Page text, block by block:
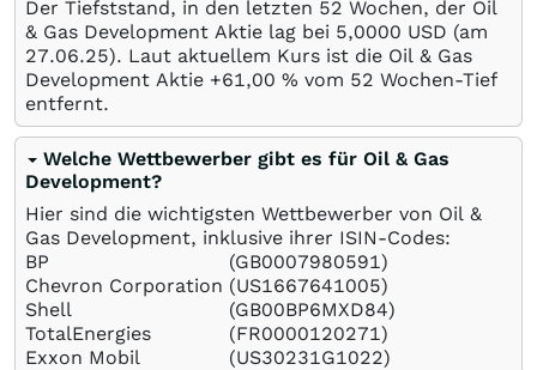
Der Tiefststand, in den letzten 52 Wochen, der Oil
& Gas Development Aktie lag bei 5,0000 USD (am
27.06.25). Laut aktuellem Kurs ist die Oil & Gas
Development Aktie +61,00 % vom 52 Wochen-Tief
entfernt.
Welche Wettbewerber gibt es für Oil & Gas
Development?
Hier sind die wichtigsten Wettbewerber von Oil &
Gas Development, inklusive ihrer ISIN-Codes:
BP
(GB0007980591)
Chevron Corporation (US1667641005)
Shell
(GB00BP6MXD84)
TotalEnergies
(FR0000120271)
Exxon Mobil
(US30231G1022)